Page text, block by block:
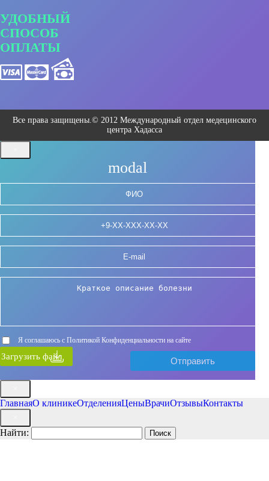
УДОБНЫЙ
СПОСОБ
ОПЛАТЫ
Все права защищены.© 2012 Международный отдел медецинского
центра Хадасса
modal
Я соглашаюсь с Политикой Конфиденциальности на сайте
Загрузить файл
ГлавнаяО клиникеОтделенияЦеныВрачиОтзывыКонтакты
Найти: